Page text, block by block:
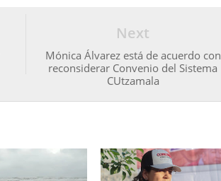
Next
Mónica Álvarez está de acuerdo con
reconsiderar Convenio del Sistema
CUtzamala